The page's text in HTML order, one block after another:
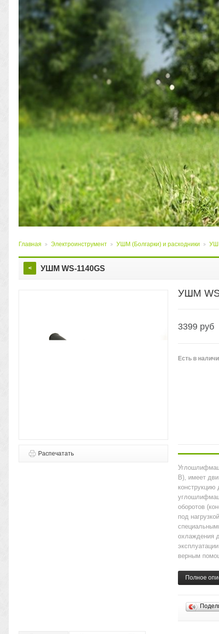
Главная Электроинструмент УШМ (Болгарки) и расходники
< УШМ WS-1140GS
Распечатать
УШМ
3399 руб
Есть в
В), имеет
конструкцию
оборотов
под
охлаждения
верным
Полное